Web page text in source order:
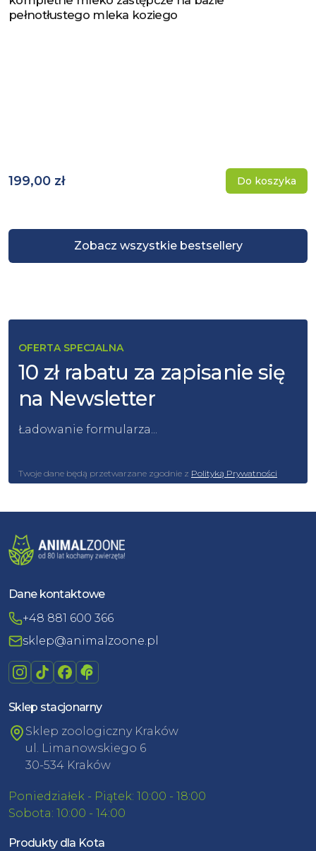
Zobacz wszystkie bestsellery
pełnotłustego mleka koziego
199,00 zł Do koszyka
OFERTA SPECJALNA
10 zł rabatu za zapisanie się
na Newsletter
Ładowanie formularza...
Twoje dane będą przetwarzane zgodnie z Polityką Prywatności
Dane kontaktowe
+48 881 600 366
sklep@animalzoone.pl
Sklep stacjonarny
Sklep zoologiczny Kraków
ul. Limanowskiego 6
30-534 Kraków
Poniedziałek - Piątek: 10:00 - 18:00
Sobota: 10:00 - 14:00
Produkty dla Kota